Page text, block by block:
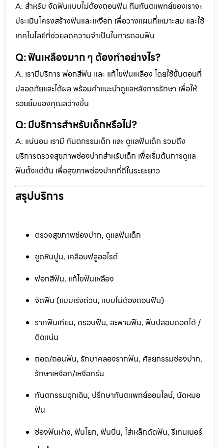
A: สำหรับ จัดฟันแบบไม่ต้องถอนฟัน ทีมทันตแพทย์ของเราจะ
ประเมินโครงสร้างฟันและเหงือก เพื่อวางแผนที่เหมาะสม และใช้
เทคโนโลยีที่ช่วยลดความจำเป็นในการถอนฟัน
Q: ฟันเหลืองมาก ๆ ต้องทำอย่างไร?
A: เรามีบริการ ฟอกสีฟัน และ แก้ไขฟันเหลือง โดยใช้ขั้นตอนที่
ปลอดภัยและได้ผล พร้อมคำแนะนำดูแลหลังการรักษา เพื่อให้
รอยยิ้มของคุณสว่างขึ้น
Q: มีบริการสำหรับเด็กหรือไม่?
A: แน่นอน เรามี ทันตกรรมเด็ก และ ดูแลฟันเด็ก รวมถึง
บริการตรวจสุขภาพช่องปากสำหรับเด็ก เพื่อเริ่มต้นการดูแล
ฟันตั้งแต่ต้น เพื่อสุขภาพช่องปากที่ดีในระยะยาว
สรุปบริการ
ตรวจสุขภาพช่องปาก, ดูแลฟันเด็ก
ขูดหินปูน, เคลือบฟลูออไรด์
ฟอกสีฟัน, แก้ไขฟันเหลือง
จัดฟัน (แบบเร่งด่วน, แบบไม่ต้องถอนฟัน)
รากฟันเทียม, ครอบฟัน, สะพานฟัน, ฟันปลอมถอดได้ /
ติดแน่น
ถอด/ถอนฟัน, รักษาคลองรากฟัน, ศัลยกรรมช่องปาก,
รักษาเหงือก/เหงือกร่น
ทันตกรรมฉุกเฉิน, ปรึกษาทันตแพทย์ออนไลน์, นัดหมอ
ฟัน
ช่องฟันห่าง, ฟันโยก, ฟันบิ่น, ใส่เหล็กดัดฟัน, รีเทนเนอร์